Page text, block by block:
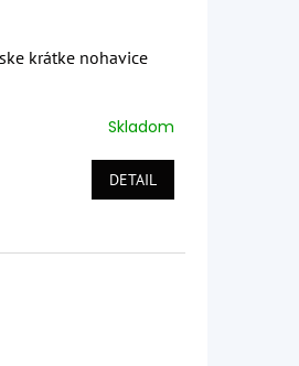
krátke nohavice
Skladom
DETAIL